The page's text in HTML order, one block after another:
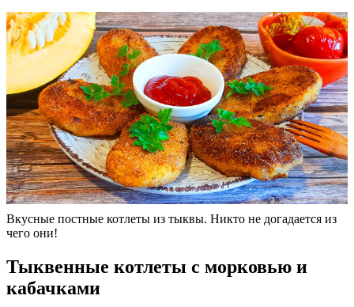
Вкусные постные котлеты из тыквы. Никто не догадается из
чего они!
Тыквенные котлеты с морковью и
кабачками